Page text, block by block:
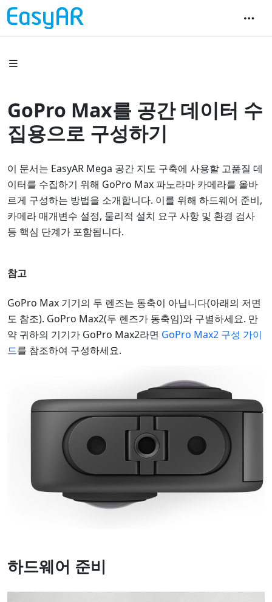
GoPro Max를 공간 데이터 수
집용으로 구성하기
이 문서는 EasyAR Mega 공간 지도 구축에 사용할 고품질 데
이터를 수집하기 위해 GoPro Max 파노라마 카메라를 올바
르게 구성하는 방법을 소개합니다. 이를 위해 하드웨어 준비,
카메라 매개변수 설정, 물리적 설치 요구 사항 및 환경 검사
등 핵심 단계가 포함됩니다.
참고
GoPro Max 기기의 두 렌즈는 동축이 아닙니다(아래의 저면
도 참조). GoPro Max2(두 렌즈가 동축임)와 구별하세요. 만
약 귀하의 기기가 GoPro Max2라면 GoPro Max2 구성 가이
드를 참조하여 구성하세요.
하드웨어 준비